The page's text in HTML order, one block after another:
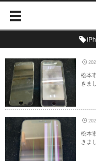
松本
きま
松本
きま